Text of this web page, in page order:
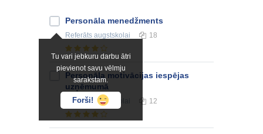
Tu vari jebkuru darbu ātri
pievienot savu vēlmju
sarakstam.
Forši!
Personāla menedžments
Referāts augstskolai 18
Personāla motivācijas iespējas
uzņēmumā
Referātsaugstskolai 12